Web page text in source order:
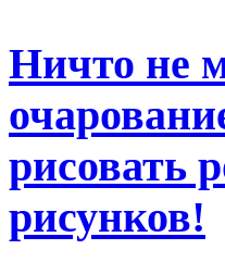
Ничто не
рисовать
рисунков!